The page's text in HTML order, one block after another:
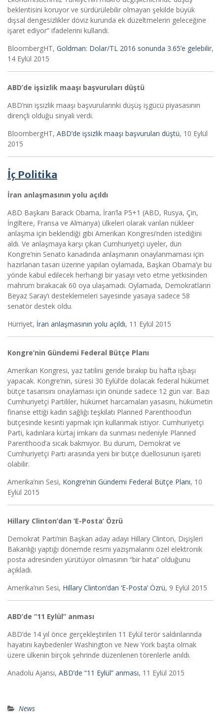
beklentisini koruyor ve sürdürülebilir olmayan şekilde büyük
dışsal dengesizlikler döviz kurunda ek düzeltmelerin geleceğine
işaret ediyor” ifadelerini kullandı.
BloombergHT, Goldman: Dolar/TL 2016 sonunda 3.65’e gelebilir,
14 Eylül 2015
ABD’de işsizlik maaşı başvuruları düştü
ABD’nin işsizlik maaşı başvurularınki düşüş işgücü piyasasının
dirençli olduğu sinyali verdi.
BloombergHT, ABD’de işsizlik maaşı başvuruları düştü, 10 Eylül
2015
İç Politika
İran anlaşmasının yolu açıldı
ABD Başkanı Barack Obama, İran’la P5+1 (ABD, Rusya, Çin,
İngiltere, Fransa ve Almanya) ülkeleri olarak varılan nükleer
anlaşma için beklendiği gibi Amerikan Kongresi’nden istediğini
aldı. Ve anlaşmaya karşı çıkan Cumhuriyetçi üyeler, dün
Kongre’nin Senato kanadında anlaşmanın onaylanmaması için
hazırlanan tasarı üzerine yapılan oylamada, Başkan Obama’yı bu
yönde kabul edilecek herhangi bir yasayı veto etme yetkisinden
mahrum bırakacak 60 oya ulaşamadı. Oylamada, Demokratların
Beyaz Saray’ı desteklemeleri sayesinde yasaya sadece 58
senatör destek oldu.
Hürriyet, İran anlaşmasının yolu açıldı, 11 Eylül 2015
Kongre’nin Gündemi Federal Bütçe Planı
Amerikan Kongresi, yaz tatilini geride bırakıp bu hafta işbaşı
yapacak. Kongre’nin, süresi 30 Eylül’de dolacak federal hükümet
bütçe tasarısını onaylaması için önünde sadece 12 gün var. Bazı
Cumhuriyetçi Partililer, hükümet harcamaları yasasını, hükümetin
finanse ettiği kadın sağlığı teşkilatı Planned Parenthood’un
bütçesinde kesinti yapmak için kullanmak istiyor. Cumhuriyetçi
Parti, kadınlara kürtaj imkanı da sunması nedeniyle Planned
Parenthood’a sıcak bakmıyor. Bu durum, Demokrat ve
Cumhuriyetçi Parti arasında yeni bir bütçe düellosunun işareti
olabilir.
Amerika’nın Sesi, Kongre’nin Gündemi Federal Bütçe Planı, 10
Eylül 2015
Hillary Clinton’dan ‘E-Posta’ Özrü
Demokrat Parti’nin Başkan aday adayı Hillary Clinton, Dışişleri
Bakanlığı yaptığı dönemde resmi yazışmalarını özel elektronik
posta adresinden yürütüyor olmasının “bir hata” olduğunu
açıkladı.
Amerika’nın Sesi, Hillary Clinton’dan ‘E-Posta’ Özrü, 9 Eylül 2015
ABD’de “11 Eylül” anması
ABD’de 14 yıl önce gerçekleştirilen 11 Eylül terör saldırılarında
hayatını kaybedenler Washington ve New York başta olmak
üzere ülkenin birçok şehrinde düzenlenen törenlerle anıldı.
Anadolu Ajansı, ABD’de “11 Eylül” anması, 11 Eylül 2015
News